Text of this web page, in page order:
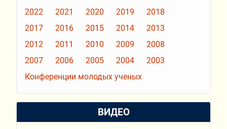
2022
2021 2020 2019
2018
2017
2016 2015 2014
2013
2012
2011 2010 2009
2008
2007
2006 2005 2004
2003
Конференции молодых ученых
ВИДЕО